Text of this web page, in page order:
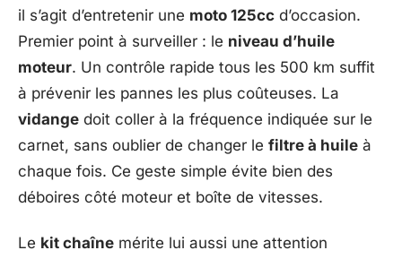
il s’agit d’entretenir une moto 125cc d’occasion.
Premier point à surveiller : le niveau d’huile
moteur. Un contrôle rapide tous les 500 km suffit
à prévenir les pannes les plus coûteuses. La
vidange doit coller à la fréquence indiquée sur le
carnet, sans oublier de changer le filtre à huile à
chaque fois. Ce geste simple évite bien des
déboires côté moteur et boîte de vitesses.
Le kit chaîne mérite lui aussi une attention